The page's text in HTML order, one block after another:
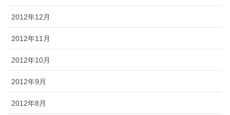
2012年12月
2012年11月
2012年10月
2012年9月
2012年8月